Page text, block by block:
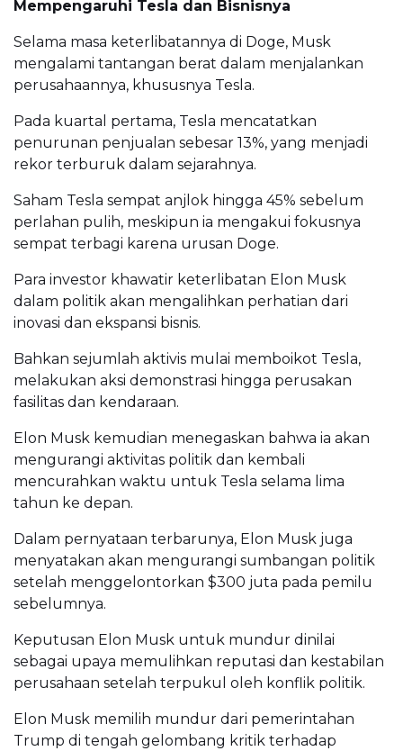
Mempengaruhi Tesla dan Bisnisnya
Selama masa keterlibatannya di Doge, Musk
mengalami tantangan berat dalam menjalankan
perusahaannya, khususnya Tesla.
Pada kuartal pertama, Tesla mencatatkan
penurunan penjualan sebesar 13%, yang menjadi
rekor terburuk dalam sejarahnya.
Saham Tesla sempat anjlok hingga 45% sebelum
perlahan pulih, meskipun ia mengakui fokusnya
sempat terbagi karena urusan Doge.
Para investor khawatir keterlibatan Elon Musk
dalam politik akan mengalihkan perhatian dari
inovasi dan ekspansi bisnis.
Bahkan sejumlah aktivis mulai memboikot Tesla,
melakukan aksi demonstrasi hingga perusakan
fasilitas dan kendaraan.
Elon Musk kemudian menegaskan bahwa ia akan
mengurangi aktivitas politik dan kembali
mencurahkan waktu untuk Tesla selama lima
tahun ke depan.
Dalam pernyataan terbarunya, Elon Musk juga
menyatakan akan mengurangi sumbangan politik
setelah menggelontorkan $300 juta pada pemilu
sebelumnya.
Keputusan Elon Musk untuk mundur dinilai
sebagai upaya memulihkan reputasi dan kestabilan
perusahaan setelah terpukul oleh konflik politik.
Elon Musk memilih mundur dari pemerintahan
Trump di tengah gelombang kritik terhadap